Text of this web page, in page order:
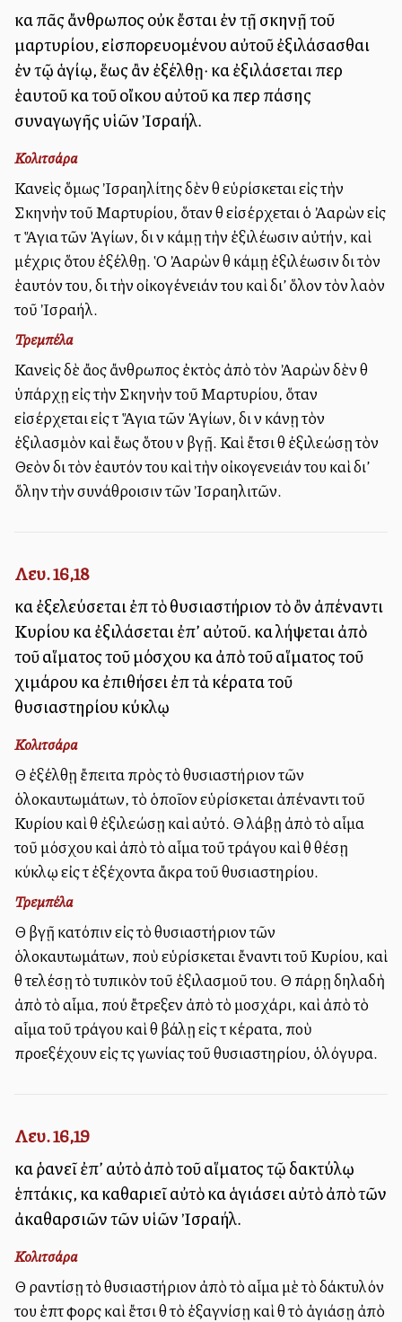
καὶ πᾶς ἄνθρωπος οὐκ ἔσται ἐν τῇ σκηνῇ τοῦ
μαρτυρίου, εἰσπορευομένου αὐτοῦ ἐξιλάσασθαι
ἐν τῷ ἁγίῳ, ἕως ἂν ἐξέλθῃ· καὶ ἐξιλάσεται περὶ
ἑαυτοῦ καὶ τοῦ οἴκου αὐτοῦ καὶ περὶ πάσης
συναγωγῆς υἱῶν Ἰσραήλ.
Κολιτσάρα
Κανεὶς ὅμως Ἰσραηλίτης δὲν θὰ εὑρίσκεται εἰς τὴν
Σκηνὴν τοῦ Μαρτυρίου, ὅταν θὰ εἰσέρχεται ὁ Ἀαρὼν εἰς
τὰ Ἅγια τῶν Ἁγίων, διὰ νὰ κάμῃ τὴν ἐξιλέωσιν αὐτήν, καὶ
μέχρις ὅτου ἐξέλθῃ. Ὁ Ἀαρὼν θὰ κάμῃ ἐξιλέωσιν διὰ τὸν
ἑαυτόν του, διὰ τὴν οἰκογένειάν του καὶ δι’ ὅλον τὸν λαὸν
τοῦ Ἰσραήλ.
Τρεμπέλα
Κανεὶς δὲ ἄλλος ἄνθρωπος ἐκτὸς ἀπὸ τὸν Ἀαρὼν δὲν θὰ
ὑπάρχῃ εἰς τὴν Σκηνὴν τοῦ Μαρτυρίου, ὅταν
εἰσέρχεται εἰς τὰ Ἅγια τῶν Ἁγίων, διὰ νὰ κάνῃ τὸν
ἐξιλασμὸν καὶ ἕως ὅτου νὰ βγῇ. Καὶ ἔτσι θὰ ἐξιλεώσῃ τὸν
Θεὸν διὰ τὸν ἑαυτόν του καὶ τὴν οἰκογενειάν του καὶ δι’
ὅλην τὴν συνάθροισιν τῶν Ἰσραηλιτῶν.
Λευ. 16,18
καὶ ἐξελεύσεται ἐπὶ τὸ θυσιαστήριον τὸ ὂν ἀπέναντι
Κυρίου καὶ ἐξιλάσεται ἐπ’ αὐτοῦ. καὶ λήψεται ἀπὸ
τοῦ αἵματος τοῦ μόσχου καὶ ἀπὸ τοῦ αἵματος τοῦ
χιμάρου καὶ ἐπιθήσει ἐπὶ τὰ κέρατα τοῦ
θυσιαστηρίου κύκλῳ
Κολιτσάρα
Θὰ ἐξέλθῃ ἔπειτα πρὸς τὸ θυσιαστήριον τῶν
ὁλοκαυτωμάτων, τὸ ὁποῖον εὑρίσκεται ἀπέναντι τοῦ
Κυρίου καὶ θὰ ἐξιλεώσῃ καὶ αὐτό. Θὰ λάβῃ ἀπὸ τὸ αἷμα
τοῦ μόσχου καὶ ἀπὸ τὸ αἷμα τοῦ τράγου καὶ θὰ θέσῃ
κύκλῳ εἰς τὰ ἐξέχοντα ἄκρα τοῦ θυσιαστηρίου.
Τρεμπέλα
Θὰ βγῇ κατόπιν εἰς τὸ θυσιαστήριον τῶν
ὁλοκαυτωμάτων, ποὺ εὑρίσκεται ἔναντι τοῦ Κυρίου, καὶ
θὰ τελέσῃ τὸ τυπικὸν τοῦ ἐξιλασμοῦ του. Θὰ πάρῃ δηλαδὴ
ἀπὸ τὸ αἷμα, πού ἔτρεξεν ἀπὸ τὸ μοσχάρι, καὶ ἀπὸ τὸ
αἷμα τοῦ τράγου καὶ θὰ βάλῃ εἰς τὰ κέρατα, ποὺ
προεξέχουν εἰς τὰς γωνίας τοῦ θυσιαστηρίου, ὁλόγυρα.
Λευ. 16,19
καὶ ῥανεῖ ἐπ’ αὐτὸ ἀπὸ τοῦ αἵματος τῷ δακτύλῳ
ἑπτάκις, καὶ καθαριεῖ αὐτὸ καὶ ἁγιάσει αὐτὸ ἀπὸ τῶν
ἀκαθαρσιῶν τῶν υἱῶν Ἰσραήλ.
Κολιτσάρα
Θὰ ραντίσῃ τὸ θυσιαστήριον ἀπὸ τὸ αἷμα μὲ τὸ δάκτυλόν
του ἑπτὰ φορὰς καὶ ἔτσι θὰ τὸ ἐξαγνίσῃ καὶ θὰ τὸ ἁγιάσῃ ἀπὸ